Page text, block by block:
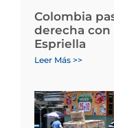
Colombia
derecha con
Espriella
Leer Más >>